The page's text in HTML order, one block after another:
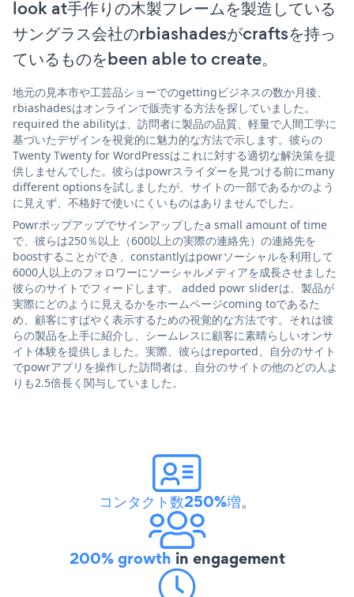
look at手作りの木製フレームを製造している
サングラス会社のrbiashadesがcraftsを持っ
ているものをbeen able to create。
地元の見本市や工芸品ショーでのgettingビジネスの数か月後、
rbiashadesはオンラインで販売する方法を探していました。
required the abilityは、訪問者に製品の品質、軽量で人間工学に
基づいたデザインを視覚的に魅力的な方法で示します。彼らの
Twenty Twenty for WordPressはこれに対する適切な解決策を提
供しませんでした。彼らはpowrスライダーを見つける前にmany
different optionsを試しましたが、サイトの一部であるかのよう
に見えず、不格好で使いにくいものはありませんでした。
Powrポップアップでサインアップしたa small amount of time
で、彼らは250％以上（600以上の実際の連絡先）の連絡先を
boostすることができ、constantlyはpowrソーシャルを利用して
6000人以上のフォロワーにソーシャルメディアを成長させました
彼らのサイトでフィードします。 added powr sliderは、製品が
実際にどのように見えるかをホームページcoming toであるた
め、顧客にすばやく表示するための視覚的な方法です。それは彼
らの製品を上手に紹介し、シームレスに顧客に素晴らしいオンサ
イト体験を提供しました。実際、彼らはreported、自分のサイト
でpowrアプリを操作した訪問者は、自分のサイトの他のどの人よ
りも2.5倍長く関与していました。
コンタクト数250%増。
200% growth in engagement